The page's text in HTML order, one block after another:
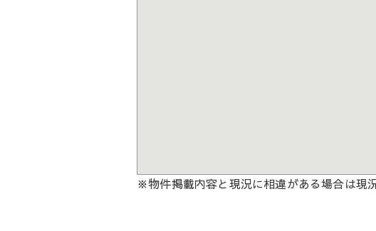
※物件掲載内容と現況に相違がある場合は現